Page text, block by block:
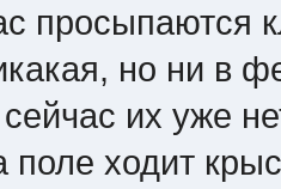
просыпаются
но ни в
их уже
поле ходит